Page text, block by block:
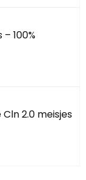
100%
2.0 meisjes